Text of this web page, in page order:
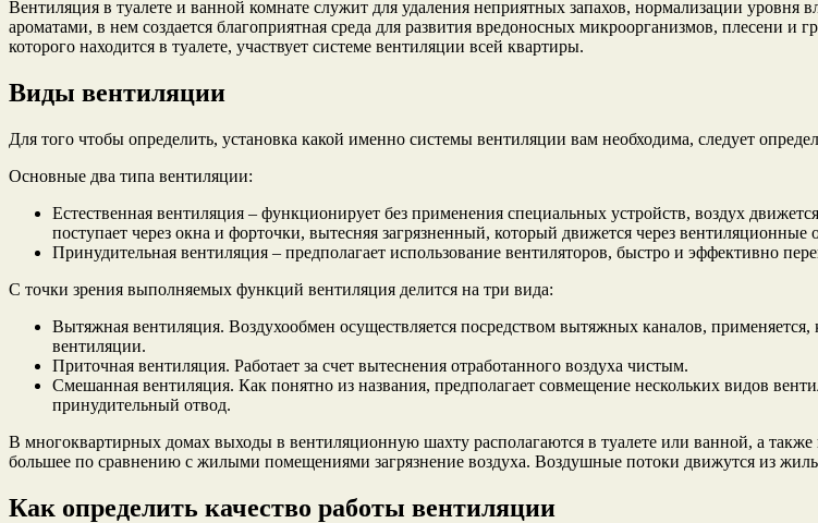
Вентиляция в туалете и ванной комнате служит для удаления неприятных запахов, нормализации
ароматами, в нем создается благоприятная среда для развития вредоносных микроорганизмов, плесени
которого находится в туалете, участвует системе вентиляции всей квартиры.
Виды вентиляции
Для того чтобы определить, установка какой именно системы вентиляции вам необходима, следует
Основные два типа вентиляции:
Естественная вентиляция – функционирует без применения специальных устройств, воздух
поступает через окна и форточки, вытесняя загрязненный, который движется через вентиляционные
Принудительная вентиляция – предполагает использование вентиляторов, быстро и эффективно
С точки зрения выполняемых функций вентиляция делится на три вида:
Вытяжная вентиляция. Воздухообмен осуществляется посредством вытяжных каналов, применяется,
вентиляции.
Приточная вентиляция. Работает за счет вытеснения отработанного воздуха чистым.
Смешанная вентиляция. Как понятно из названия, предполагает совмещение нескольких видов
принудительный отвод.
В многоквартирных домах выходы в вентиляционную шахту располагаются в туалете или ванной, а также
большее по сравнению с жилыми помещениями загрязнение воздуха. Воздушные потоки движутся из
Как определить качество работы вентиляции